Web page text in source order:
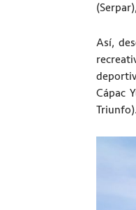
Así,
Cápac
Triunfo).